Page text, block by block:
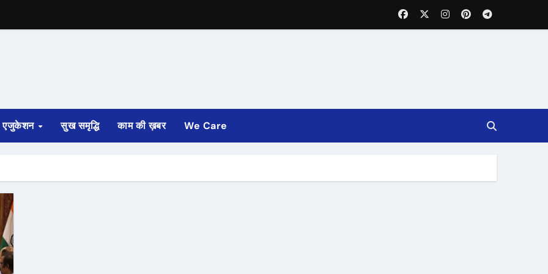
एजुकेशन सुख समृद्धि काम की ख़बर We Care